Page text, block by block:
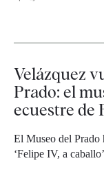
Velázquez
Prado: el
ecuestre de
El Museo del Prado
‘Felipe IV, a